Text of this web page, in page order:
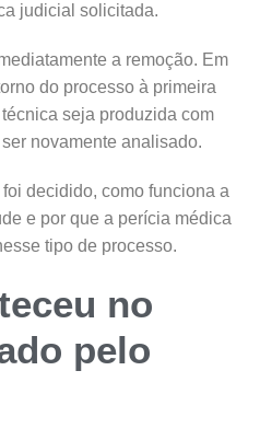
judicial solicitada.
a remoção. Em
do processo à primeira
seja produzida com
novamente analisado.
decidido, como funciona a
e por que a perícia médica
tipo de processo.
no
pelo